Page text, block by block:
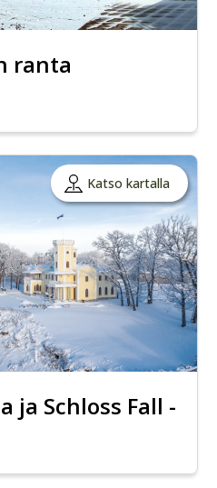
ranta
Katso kartalla
ja Schloss Fall -